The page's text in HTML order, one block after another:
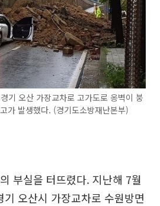
기 오산 가장교차로 고가도로 옹벽이 붕
가 발생했다. (경기도소방재난본부)
부실을 터뜨렸다. 지난해 7월
오산시 가장교차로 수원방면